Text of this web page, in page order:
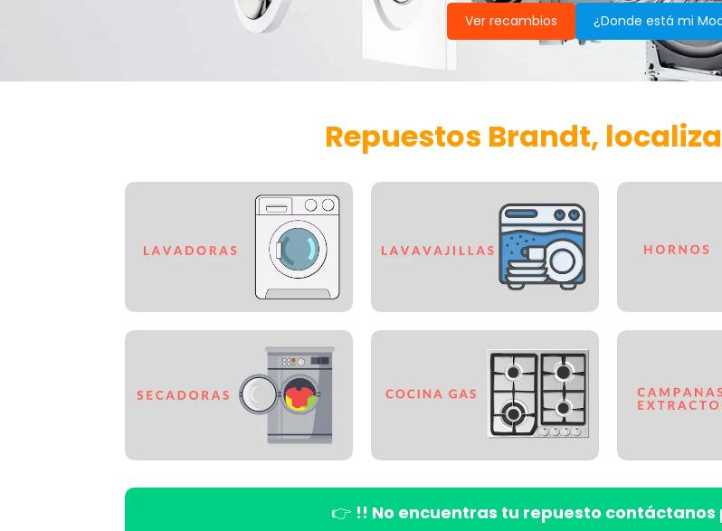
Ver recambios ¿Donde está mi
Repuestos Brandt,
👉 !! No encuentras tu repuesto contáctanos